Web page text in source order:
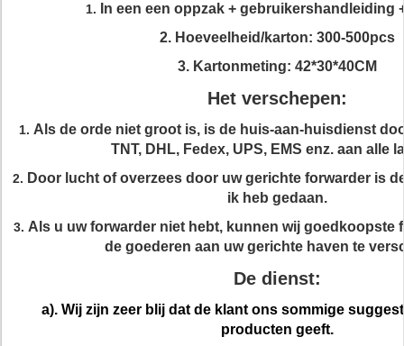
1.
In een een oppzak + gebruikershandleiding
2. Hoeveelheid/karton: 300-500pcs
3. Kartonmeting: 42*30*40CM
Het verschepen:
1. Als de orde niet groot is, is de huis-aan-huisdienst
TNT, DHL, Fedex, UPS, EMS enz. aan alle
2. Door lucht of overzees door uw gerichte forwarder is
ik heb gedaan.
3. Als u uw forwarder niet hebt, kunnen wij goedkoopste
de goederen aan uw gerichte haven te
De dienst:
a). Wij zijn zeer blij dat de klant ons sommige
producten geeft.